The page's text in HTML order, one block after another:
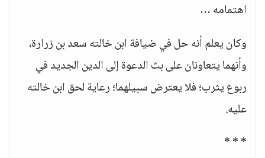
اهتمامه …
وكان يعلم أنه حل في ضيافة ابن خالته سعد بن زرارة،
وأنهما يتعاونان على بث الدعوة إلى الدين الجديد في
ربوع يثرب؛ فلا يعترض سبيلهما؛ رعاية لحق ابن خالته
عليه.
* * *